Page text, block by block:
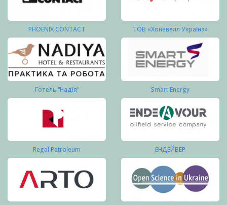
PHOENIX CONTACT ТОВ «Хоневелл Україна»
Готель “Надія” Smart Energy
Regal Petroleum ЕНДЕЙВЕР